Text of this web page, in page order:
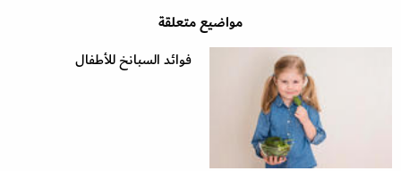
مواضيع متعلقة
فوائد السبانخ للأطفال